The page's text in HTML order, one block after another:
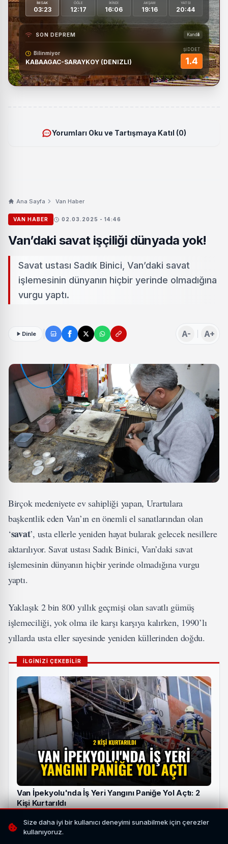
İMSAK
03:23
ÖĞLE
12:17
İKINDI
16:06
AKŞAM
19:16
YATSI
20:44
SON DEPREM Kandilli
Bilinmiyor
KABAAGAC-SARAYKOY (DENIZLI)
ŞİDDET
1.4
Yorumları Oku ve Tartışmaya Katıl (0)
Ana Sayfa Van Haber
VAN HABER 02.03.2025 - 14:46
Van’daki savat işçiliği dünyada yok!
Savat ustası Sadık Binici, Van’daki savat
işlemesinin dünyanın hiçbir yerinde olmadığına
vurgu yaptı.
Dinle A- A+
Birçok medeniyete ev sahipliği yapan, Urartulara
başkentlik eden Van’ın en önemli el sanatlarından olan
‘savat’, usta ellerle yeniden hayat bularak gelecek nesillere
aktarılıyor. Savat ustası Sadık Binici, Van’daki savat
işlemesinin dünyanın hiçbir yerinde olmadığına vurgu
yaptı.
Yaklaşık 2 bin 800 yıllık geçmişi olan savatlı gümüş
işlemeciliği, yok olma ile karşı karşıya kalırken, 1990’lı
yıllarda usta eller sayesinde yeniden küllerinden doğdu.
İLGİNİZİ ÇEKEBİLİR
Van İpekyolu'nda İş Yeri Yangını Paniğe Yol Açtı: 2
Kişi Kurtarıldı
Size daha iyi bir kullanıcı deneyimi sunabilmek için çerezler
kullanıyoruz.